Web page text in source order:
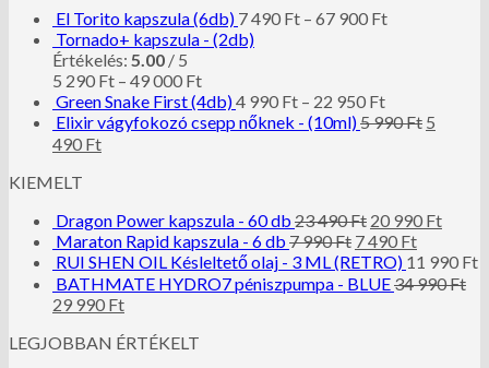
El Torito kapszula (6db) 7 490 Ft – 67 900 Ft
Tornado+ kapszula - (2db)
Értékelés: 5.00 / 5
5 290 Ft – 49 000 Ft
Green Snake First (4db)4 990 Ft – 22 950 Ft
Elixir vágyfokozó csepp nőknek - (10ml)5 990Ft 5
490 Ft
KIEMELT
Dragon Power kapszula - 60 db 23 490Ft 20 990 Ft
Maraton Rapid kapszula - 6 db 7 990Ft 7 490 Ft
RUI SHEN OIL Késleltető olaj - 3 ML (RETRO) 11 990 Ft
BATHMATE HYDRO7 péniszpumpa - BLUE34 990Ft
29 990 Ft
LEGJOBBAN ÉRTÉKELT